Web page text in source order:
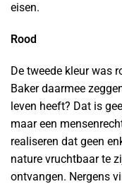
eisen.
Rood
De tweede kleur was
Baker daarmee
leven heeft? Dat is
maar een
realiseren dat geen
nature vruchtbaar te
ontvangen. Nergens